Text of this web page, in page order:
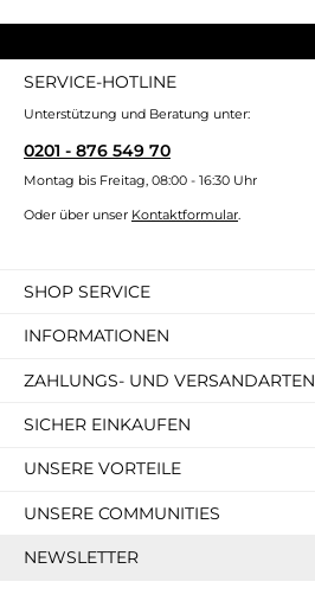
SERVICE-HOTLINE
Unterstützung und Beratung unter:
0201 - 876 549 70
Montag bis Freitag, 08:00 - 16:30 Uhr
Oder über unser Kontaktformular
SHOP SERVICE
INFORMATIONEN
ZAHLUNGS- UND VERSANDARTEN
SICHER EINKAUFEN
UNSERE VORTEILE
UNSERE COMMUNITIES
NEWSLETTER